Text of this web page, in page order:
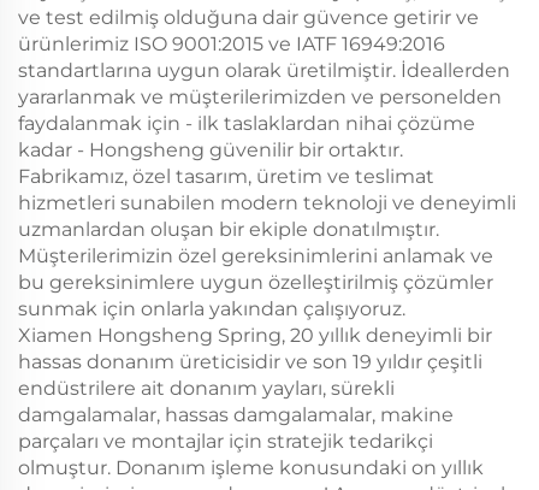
ve test edilmiş olduğuna dair güvence getirir ve
ürünlerimiz ISO 9001:2015 ve IATF 16949:2016
standartlarına uygun olarak üretilmiştir. İdeallerden
yararlanmak ve müşterilerimizden ve personelden
faydalanmak için - ilk taslaklardan nihai çözüme
kadar - Hongsheng güvenilir bir ortaktır.
Fabrikamız, özel tasarım, üretim ve teslimat
hizmetleri sunabilen modern teknoloji ve deneyimli
uzmanlardan oluşan bir ekiple donatılmıştır.
Müşterilerimizin özel gereksinimlerini anlamak ve
bu gereksinimlere uygun özelleştirilmiş çözümler
sunmak için onlarla yakından çalışıyoruz.
Xiamen Hongsheng Spring, 20 yıllık deneyimli bir
hassas donanım üreticisidir ve son 19 yıldır çeşitli
endüstrilere ait donanım yayları, sürekli
damgalamalar, hassas damgalamalar, makine
parçaları ve montajlar için stratejik tedarikçi
olmuştur. Donanım işleme konusundaki on yıllık